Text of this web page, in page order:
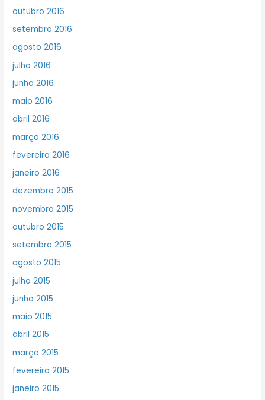
outubro 2016
setembro 2016
agosto 2016
julho 2016
junho 2016
maio 2016
abril 2016
março 2016
fevereiro 2016
janeiro 2016
dezembro 2015
novembro 2015
outubro 2015
setembro 2015
agosto 2015
julho 2015
junho 2015
maio 2015
abril 2015
março 2015
fevereiro 2015
janeiro 2015